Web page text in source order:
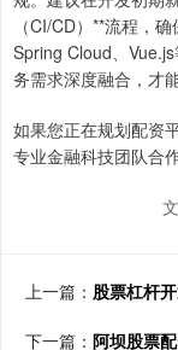
（CI/CD）**流程，
Spring Cloud、
务需求深度融合，才
如果您正在规划配资
专业金融科技团队合
上一篇： 股票杠杆
下一篇： 阿坝股票